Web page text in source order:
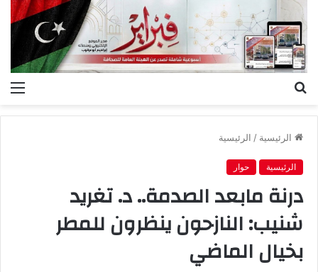
الرئيسية / الرئيسية
الرئيسية حوار
درنة مابعد الصدمة.. د. تغريد
شنيب: النازحون ينظرون للمطر
بخيال الماضي